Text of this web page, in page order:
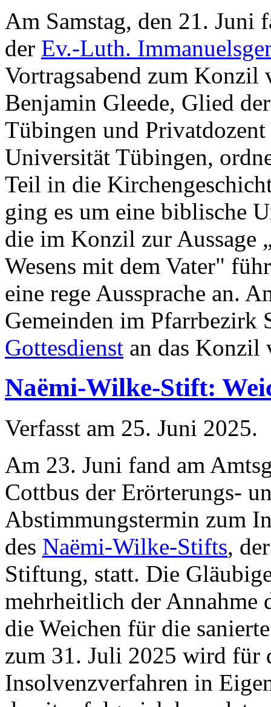
Am Samstag, den 21. Juni
der Ev.-Luth.
Vortragsabend zum Konzil
Benjamin Gleede, Glied
Tübingen und
Universität Tübingen,
Teil in die
ging es um eine biblische
die im Konzil zur Aussage
Wesens mit dem Vater"
eine rege Aussprache an.
Gemeinden im Pfarrbezirk
Gottesdienst an das Konzil
Naëmi-Wilke-Stift:
Verfasst am 25. Juni 2025.
Am 23. Juni fand am
Cottbus der Erörterungs-
Abstimmungstermin zum
des Naëmi-Wilke-Stifts,
Stiftung, statt. Die
mehrheitlich der Annahme
die Weichen für die
zum 31. Juli 2025 wird für
Insolvenzverfahren in